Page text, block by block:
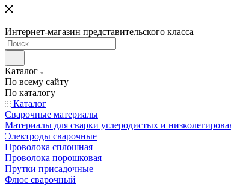
Интернет-магазин представительского класса
Каталог
По всему сайту
По каталогу
Каталог
Сварочные материалы
Материалы для сварки углеродистых и
Электроды сварочные
Проволока сплошная
Проволока порошковая
Прутки присадочные
Флюс сварочный